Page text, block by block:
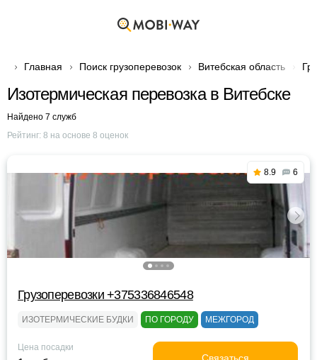
Главная Поиск грузоперевозок Витебская область
Изотермическая перевозка в Витебске
Найдено 7 служб
Рейтинг: 8 на основе 8 оценок
8.9 6
Грузоперевозки +375336846548
ИЗОТЕРМИЧЕСКИЕ БУДКИ ПО ГОРОДУ МЕЖГОРОД
Цена посадки